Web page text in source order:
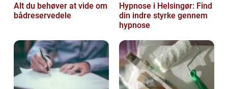
Alt du behøver at vide om
bådreservedele
Hypnose i Helsingør: Find
din indre styrke gennem
hypnose